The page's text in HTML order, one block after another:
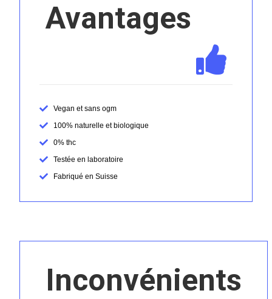
Avantages
Vegan et sans ogm
100% naturelle et biologique
0% thc
Testée en laboratoire
Fabriqué en Suisse
Inconvénients